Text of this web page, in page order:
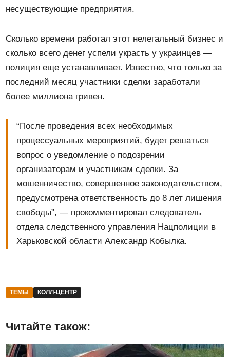
несуществующие предприятия.
Сколько времени работал этот нелегальный бизнес и
сколько всего денег успели украсть у украинцев —
полиция еще устанавливает. Известно, что только за
последний месяц участники сделки заработали
более миллиона гривен.
“После проведения всех необходимых
процессуальных мероприятий, будет решаться
вопрос о уведомление о подозрении
организаторам и участникам сделки. За
мошенничество, совершенное законодательством,
предусмотрена ответственность до 8 лет лишения
свободы”, — прокомментировал следователь
отдела следственного управления Нацполиции в
Харьковской области Александр Кобылка.
ТЕМЫ КОЛЛ-ЦЕНТР
Читайте також: